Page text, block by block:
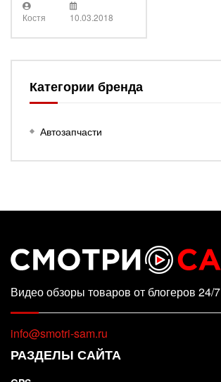
Костя 10.03.2018
Категории бренда
Автозапчасти
Видео обзоры товаров от блогеров 24/7
info@smotri-sam.ru
РАЗДЕЛЫ САЙТА